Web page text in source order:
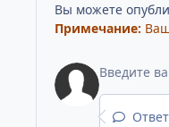
Вы можете
Примечание: